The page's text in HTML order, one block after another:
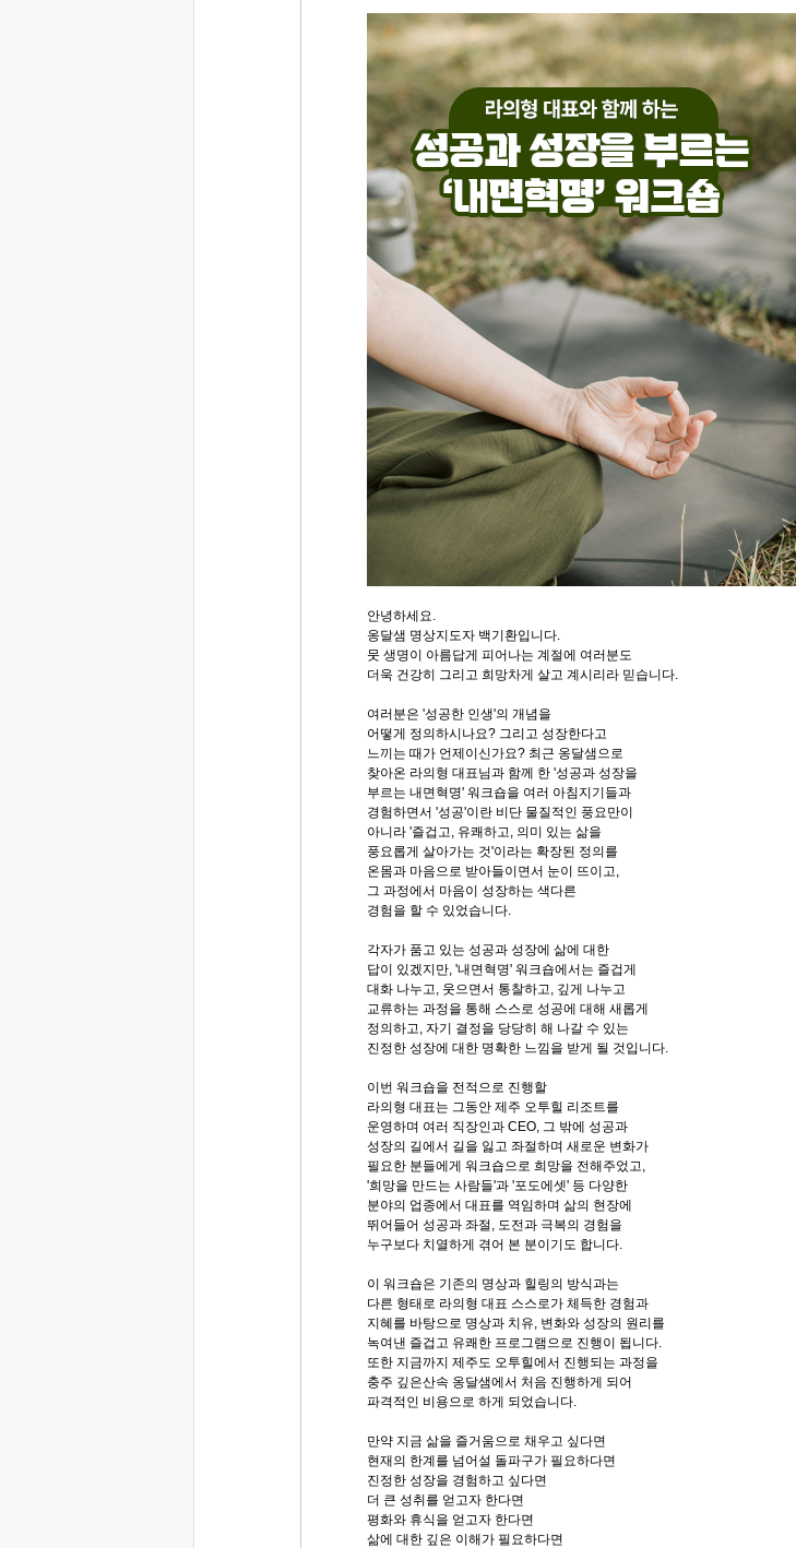
안녕하세요.
옹달샘 명상지도자 백기환입니다.
뭇 생명이 아름답게 피어나는 계절에 여러분도
더욱 건강히 그리고 희망차게 살고 계시리라 믿습니다.
여러분은 '성공한 인생'의 개념을
어떻게 정의하시나요? 그리고 성장한다고
느끼는 때가 언제이신가요? 최근 옹달샘으로
찾아온 라의형 대표님과 함께 한 '성공과 성장을
부르는 내면혁명' 워크숍을 여러 아침지기들과
경험하면서 '성공'이란 비단 물질적인 풍요만이
아니라 '즐겁고, 유쾌하고, 의미 있는 삶을
풍요롭게 살아가는 것'이라는 확장된 정의를
온몸과 마음으로 받아들이면서 눈이 뜨이고,
그 과정에서 마음이 성장하는 색다른
경험을 할 수 있었습니다.
각자가 품고 있는 성공과 성장에 삶에 대한
답이 있겠지만, '내면혁명' 워크숍에서는 즐겁게
대화 나누고, 웃으면서 통찰하고, 깊게 나누고
교류하는 과정을 통해 스스로 성공에 대해 새롭게
정의하고, 자기 결정을 당당히 해 나갈 수 있는
진정한 성장에 대한 명확한 느낌을 받게 될 것입니다.
이번 워크숍을 전적으로 진행할
라의형 대표는 그동안 제주 오투힐 리조트를
운영하며 여러 직장인과 CEO, 그 밖에 성공과
성장의 길에서 길을 잃고 좌절하며 새로운 변화가
필요한 분들에게 워크숍으로 희망을 전해주었고,
'희망을 만드는 사람들'과 '포도에셋' 등 다양한
분야의 업종에서 대표를 역임하며 삶의 현장에
뛰어들어 성공과 좌절, 도전과 극복의 경험을
누구보다 치열하게 겪어 본 분이기도 합니다.
이 워크숍은 기존의 명상과 힐링의 방식과는
다른 형태로 라의형 대표 스스로가 체득한 경험과
지혜를 바탕으로 명상과 치유, 변화와 성장의 원리를
녹여낸 즐겁고 유쾌한 프로그램으로 진행이 됩니다.
또한 지금까지 제주도 오투힐에서 진행되는 과정을
충주 깊은산속 옹달샘에서 처음 진행하게 되어
파격적인 비용으로 하게 되었습니다.
만약 지금 삶을 즐거움으로 채우고 싶다면
현재의 한계를 넘어설 돌파구가 필요하다면
진정한 성장을 경험하고 싶다면
더 큰 성취를 얻고자 한다면
평화와 휴식을 얻고자 한다면
삶에 대한 깊은 이해가 필요하다면